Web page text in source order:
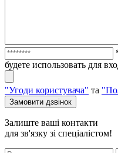
будете использовать для
"Угоди користувача" та
Залиште ваші контакти
для зв'язку зі спеціалістом!